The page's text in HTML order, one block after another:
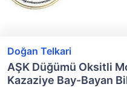
Doğan Telkari
AŞK Düğümü Oksitli
Kazaziye Bay-Bayan